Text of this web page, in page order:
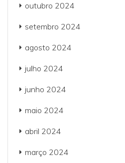
outubro 2024
setembro 2024
agosto 2024
julho 2024
junho 2024
maio 2024
abril 2024
março 2024